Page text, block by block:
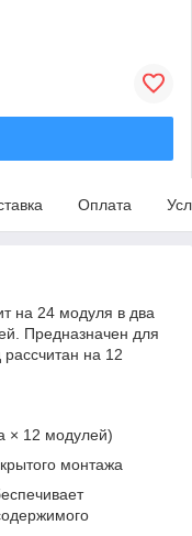
Оплата
на 24 модуля в два
Предназначен для
на 12
× 12 модулей)
монтажа